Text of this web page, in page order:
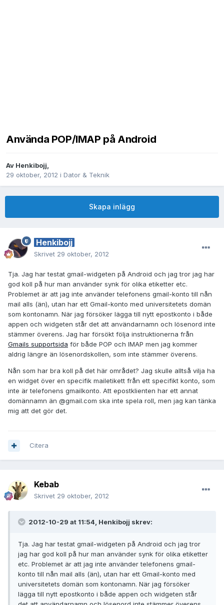
Använda POP/IMAP på Android
Av Henkibojj,
29 oktober, 2012 i Dator & Teknik
Skapa inlägg
Henkibojj
Skrivet 29 oktober, 2012
Tja. Jag har testat gmail-widgeten på Android och jag tror jag har
god koll på hur man använder synk för olika etiketter etc.
Problemet är att jag inte använder telefonens gmail-konto till nån
mail alls (än), utan har ett Gmail-konto med universitetets domän
som kontonamn. När jag försöker lägga till nytt epostkonto i både
appen och widgeten står det att användarnamn och lösenord inte
stämmer överens. Jag har försökt följa instruktionerna från
Gmails supportsida för både POP och IMAP men jag kommer
aldrig längre än lösenordskollen, som inte stämmer överens.
Nån som har bra koll på det här området? Jag skulle alltså vilja ha
en widget över en specifik mailetikett från ett specifikt konto, som
inte är telefonens gmailkonto. Att epostklienten har ett annat
domännamn än @gmail.com ska inte spela roll, men jag kan tänka
mig att det gör det.
Citera
Kebab
Skrivet 29 oktober, 2012
2012-10-29 at 11:54, Henkibojj skrev:
Tja. Jag har testat gmail-widgeten på Android och jag tror
jag har god koll på hur man använder synk för olika etiketter
etc. Problemet är att jag inte använder telefonens gmail-
konto till nån mail alls (än), utan har ett Gmail-konto med
universitetets domän som kontonamn. När jag försöker
lägga till nytt epostkonto i både appen och widgeten står